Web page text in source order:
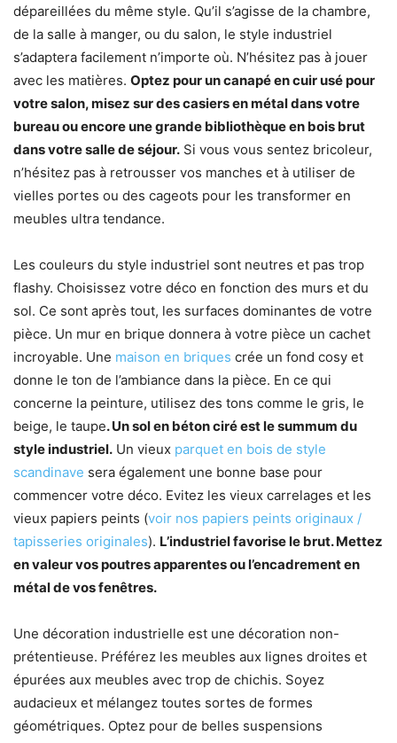
dépareillées du même style. Qu’il s’agisse de la chambre,
de la salle à manger, ou du salon, le style industriel
s’adaptera facilement n’importe où. N’hésitez pas à jouer
avec les matières. Optez pour un canapé en cuir usé pour
votre salon, misez sur des casiers en métal dans votre
bureau ou encore une grande bibliothèque en bois brut
dans votre salle de séjour. Si vous vous sentez bricoleur,
n’hésitez pas à retrousser vos manches et à utiliser de
vielles portes ou des cageots pour les transformer en
meubles ultra tendance.
Les couleurs du style industriel sont neutres et pas trop
flashy. Choisissez votre déco en fonction des murs et du
sol. Ce sont après tout, les surfaces dominantes de votre
pièce. Un mur en brique donnera à votre pièce un cachet
incroyable. Une maison en briques crée un fond cosy et
donne le ton de l’ambiance dans la pièce. En ce qui
concerne la peinture, utilisez des tons comme le gris, le
beige, le taupe. Un sol en béton ciré est le summum du
style industriel. Un vieux parquet en bois de style
scandinave sera également une bonne base pour
commencer votre déco. Evitez les vieux carrelages et les
vieux papiers peints (voir nos papiers peints originaux /
tapisseries originales). L’industriel favorise le brut. Mettez
en valeur vos poutres apparentes ou l’encadrement en
métal de vos fenêtres.
Une décoration industrielle est une décoration non-
prétentieuse. Préférez les meubles aux lignes droites et
épurées aux meubles avec trop de chichis. Soyez
audacieux et mélangez toutes sortes de formes
géométriques. Optez pour de belles suspensions